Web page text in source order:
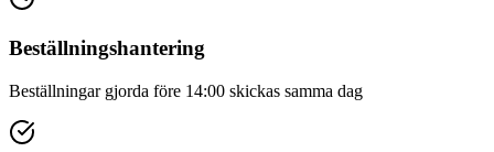
Beställningshantering
Beställningar gjorda före 14:00 skickas samma dag